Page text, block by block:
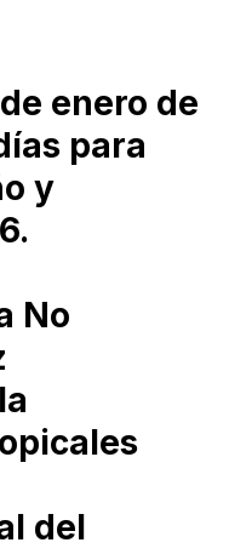
enero de
para
y
No
del